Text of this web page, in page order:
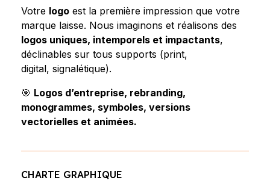
Votre logo est la première impression que votre
marque laisse. Nous imaginons et réalisons des
logos uniques, intemporels et impactants,
déclinables sur tous supports (print,
digital, signalétique).
🎯 Logos d’entreprise, rebranding,
monogrammes, symboles, versions
vectorielles et animées.
CHARTE GRAPHIQUE